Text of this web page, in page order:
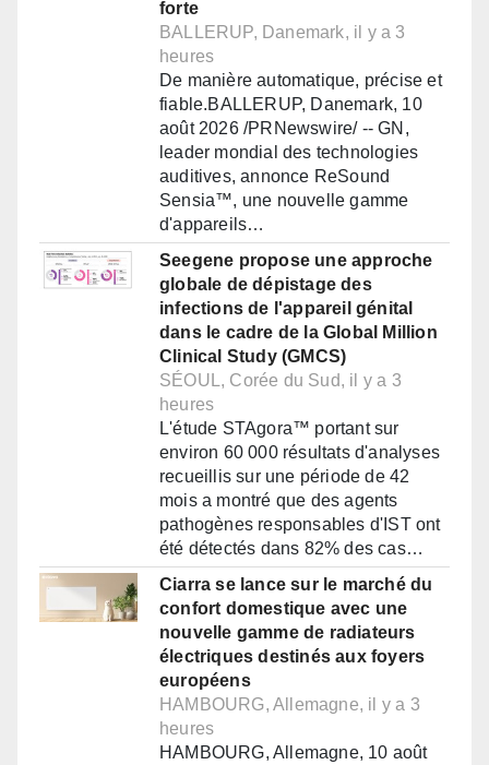
forte
BALLERUP, Danemark, il y a 3
heures
De manière automatique, précise et
fiable.BALLERUP, Danemark, 10
août 2026 /PRNewswire/ -- GN,
leader mondial des technologies
auditives, annonce ReSound
Sensia™, une nouvelle gamme
d'appareils…
Seegene propose une approche
globale de dépistage des
infections de l'appareil génital
dans le cadre de la Global Million
Clinical Study (GMCS)
SÉOUL, Corée du Sud, il y a 3
heures
L'étude STAgora™ portant sur
environ 60 000 résultats d'analyses
recueillis sur une période de 42
mois a montré que des agents
pathogènes responsables d'IST ont
été détectés dans 82% des cas…
Ciarra se lance sur le marché du
confort domestique avec une
nouvelle gamme de radiateurs
électriques destinés aux foyers
européens
HAMBOURG, Allemagne, il y a 3
heures
HAMBOURG, Allemagne, 10 août